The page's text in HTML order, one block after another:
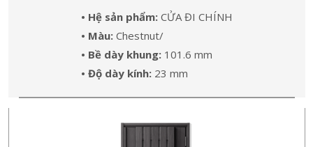
• Hệ sản phẩm: CỬA ĐI CHÍNH
• Màu:Chestnut/
• Bề dày khung:101.6 mm
• Độ dày kính:23 mm